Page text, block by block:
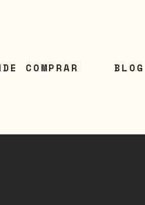
COMPRAR BLOG